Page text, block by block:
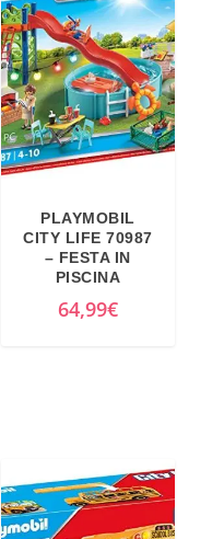
PLAYMOBIL
CITY LIFE 70987
– FESTA IN
PISCINA
64,99€